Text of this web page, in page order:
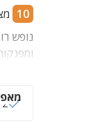
10
נופש
את
2 סוויטות